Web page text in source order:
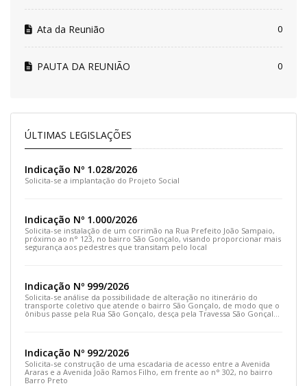
Ata da Reunião 0
PAUTA DA REUNIÃO 0
ÚLTIMAS LEGISLAÇÕES
Indicação Nº 1.028/2026
Solicita-se a implantação do Projeto Social
Indicação Nº 1.000/2026
Solicita-se instalação de um corrimão na Rua Prefeito João Sampaio,
próximo ao n° 123, no bairro São Gonçalo, visando proporcionar mais
segurança aos pedestres que transitam pelo local
Indicação Nº 999/2026
Solicita-se análise da possibilidade de alteração no itinerário do
transporte coletivo que atende o bairro São Gonçalo, de modo que o
ônibus passe pela Rua São Gonçalo, desça pela Travessa São Gonçalo
Indicação Nº 992/2026
Solicita-se construção de uma escadaria de acesso entre a Avenida
Araras e a Avenida João Ramos Filho, em frente ao n° 302, no bairro
Barro Preto